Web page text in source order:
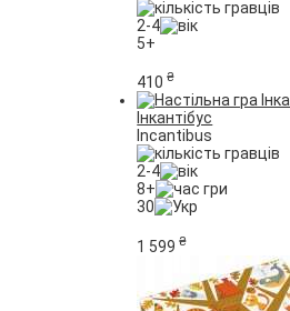
2-4
5+
410₴
Інкантібус
Incantibus
2-4
8+
30
1 599₴